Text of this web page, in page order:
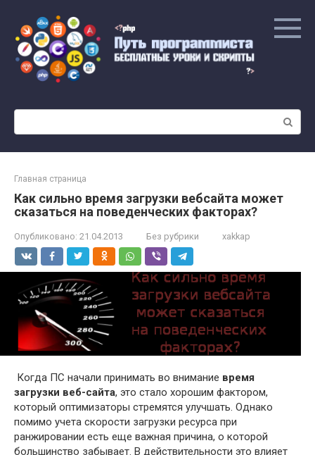
контенту
Главная страница
Как сильно время загрузки вебсайта может
сказаться на поведенческих факторах?
Опубликовано: 21.04.2013 Без рубрики xakkap
Когда ПС начали принимать во внимание время
загрузки веб-сайта, это стало хорошим фактором,
который оптимизаторы стремятся улучшать. Однако
помимо учета скорости загрузки ресурса при
ранжировании есть еще важная причина, о которой
большинство забывает. В действительности это влияет